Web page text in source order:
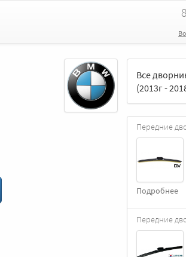
Все
(2013г -
Передние
Подробнее
Передние